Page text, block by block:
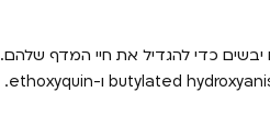
יבשים כדי להגדיל את חיי המדף שלהם.
חלק מהחומרים המלאכותיים יכולים להוות סיכון בריאותי. אלה כוללים את butylated hydroxyanisole (BHA), butylated hydroxytoluene (BHT) ו-ethoxyquin.